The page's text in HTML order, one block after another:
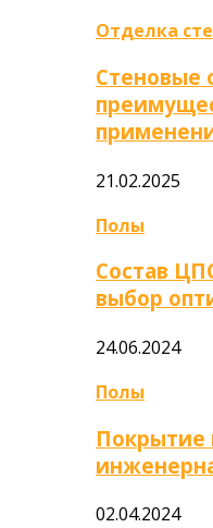
Отделка
Стеновые
21.02.2025
Полы
Состав
выбор
24.06.2024
Полы
Покрытие
02.04.2024